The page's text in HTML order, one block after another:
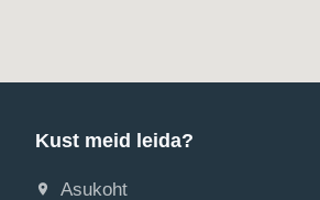
Kust meid leida?
Asukoht